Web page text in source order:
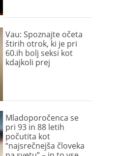
Vau: Spoznajte očeta
štirih otrok, ki je pri
60.ih bolj seksi kot
kdajkoli prej
Mladoporočenca se
pri 93 in 88 letih
počutita kot
“najsrečnejša človeka